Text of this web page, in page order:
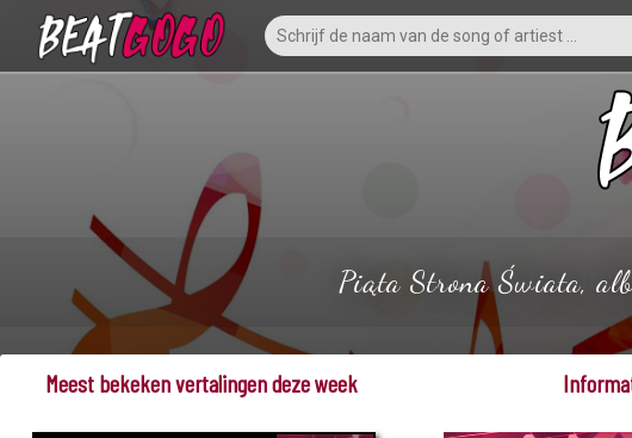
Piąta Strona Świata,
Meest bekeken vertalingen deze week